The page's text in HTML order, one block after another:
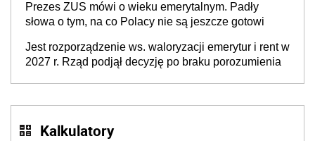
Prezes ZUS mówi o wieku emerytalnym. Padły
słowa o tym, na co Polacy nie są jeszcze gotowi
Jest rozporządzenie ws. waloryzacji emerytur i rent w
2027 r. Rząd podjął decyzję po braku porozumienia
Kalkulatory